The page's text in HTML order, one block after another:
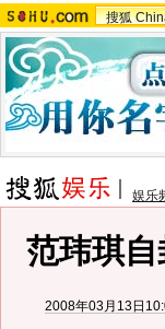
搜狐
娱乐
范玮琪
2008年03月13日